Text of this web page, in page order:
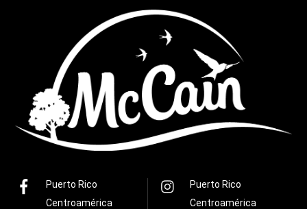
Puerto Rico
Centroamérica
Puerto Rico
Centroamérica